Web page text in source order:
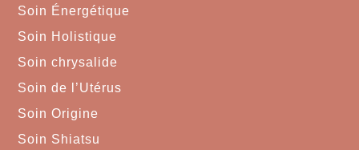
Soin Énergétique
Soin Holistique
Soin chrysalide
Soin de l’Utérus
Soin Origine
Soin Shiatsu